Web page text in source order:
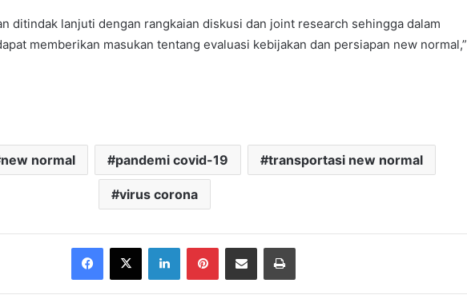
ditindak lanjuti dengan rangkaian diskusi dan joint research sehingga dalam
memberikan masukan tentang evaluasi kebijakan dan persiapan new normal,”
new normal pandemi covid-19 transportasi new normal
virus corona
Facebook
X LinkedInPinterestShare via Email Print